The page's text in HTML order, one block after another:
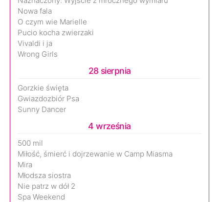
Nowa fala
O czym wie Marielle
Pucio kocha zwierzaki
Vivaldi i ja
Wrong Girls
28 sierpnia
Gorzkie święta
Gwiazdozbiór Psa
Sunny Dancer
4 września
500 mil
Miłość, śmierć i dojrzewanie w Camp Miasma
Mira
Młodsza siostra
Nie patrz w dół 2
Spa Weekend